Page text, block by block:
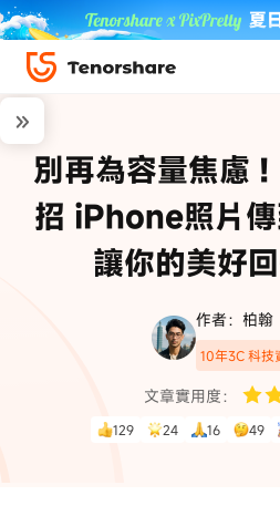
別再為容量焦慮
招 iPhone照片傳
讓你的美好
作者：柏翰
10年3C 科技
文章實用度：
129 24 16 49